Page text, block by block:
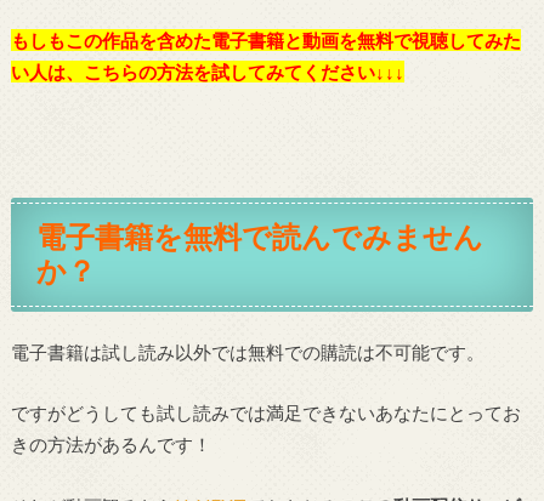
もしもこの作品を含めた電子書籍と動画を無料で視聴してみた
い人は、こちらの方法を試してみてください↓↓↓
電子書籍を無料で読んでみません
か？
電子書籍は試し読み以外では無料での購読は不可能です。
ですがどうしても試し読みでは満足できないあなたにとってお
きの方法があるんです！